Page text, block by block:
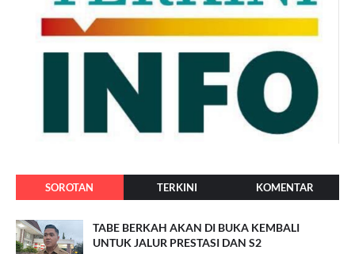
SOROTAN TERKINI KOMENTAR
TABE BERKAH AKAN DI BUKA KEMBALI
UNTUK JALUR PRESTASI DAN S2